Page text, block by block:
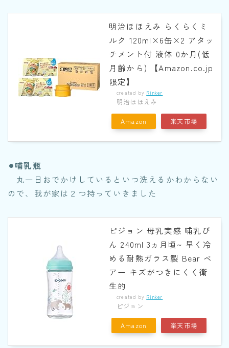
明治ほほえみ らくらくミ
ルク 120ml×6缶×2 アタッ
チメント付 液体 0か月(低
月齢から) 【Amazon.co.jp
限定】
created by Rinker
明治ほほえみ
Amazon 楽天市場
⚫︎哺乳瓶
丸一日おでかけしているといつ洗えるかわからない
ので、我が家は２つ持っていきました
ピジョン 母乳実感 哺乳び
ん 240ml 3ヵ月頃~ 早く冷
める耐熱ガラス製 Bear ベ
アー キズがつきにくく衛
生的
created by Rinker
ピジョン
Amazon 楽天市場